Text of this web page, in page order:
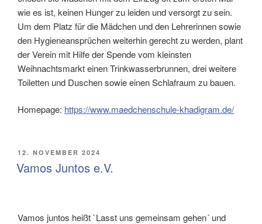
wie es ist, keinen Hunger zu leiden und versorgt zu sein.
Um dem Platz für die Mädchen und den Lehrerinnen sowie
den Hygieneansprüchen weiterhin gerecht zu werden, plant
der Verein mit Hilfe der Spende vom kleinsten
Weihnachtsmarkt einen Trinkwasserbrunnen, drei weitere
Toiletten und Duschen sowie einen Schlafraum zu bauen.
Homepage: https://www.maedchenschule-khadigram.de/
VERÖFFENTLICHT
AM
12. NOVEMBER 2024
Vamos Juntos e.V.
Vamos juntos heißt `Lasst uns gemeinsam gehen´ und